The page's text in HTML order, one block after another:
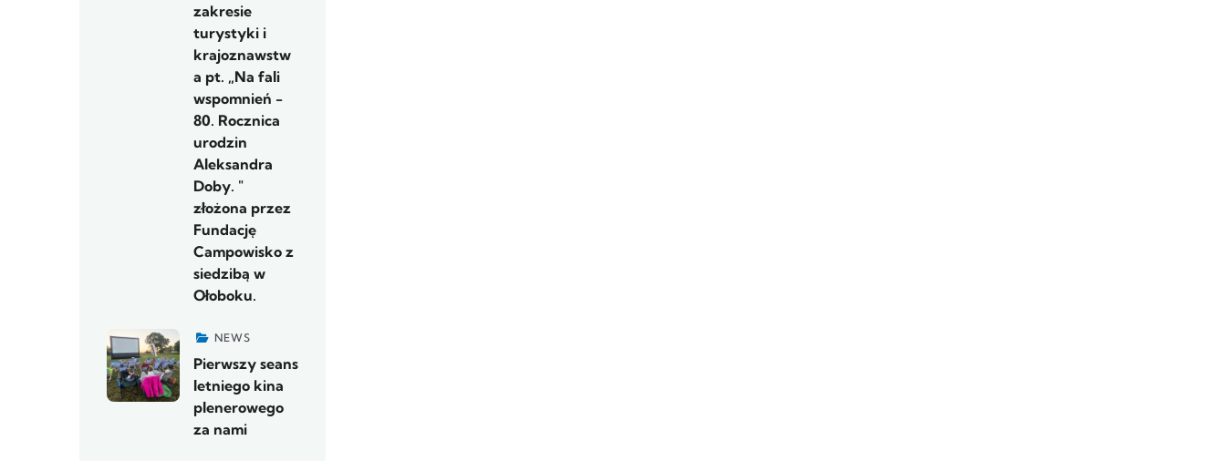
zakresie
turystyki i
krajoznawstw
a pt. „Na fali
wspomnień -
80. Rocznica
urodzin
Aleksandra
Doby. "
złożona przez
Fundację
Campowisko z
siedzibą w
Ołoboku.
NEWS
Pierwszy seans
letniego kina
plenerowego
za nami